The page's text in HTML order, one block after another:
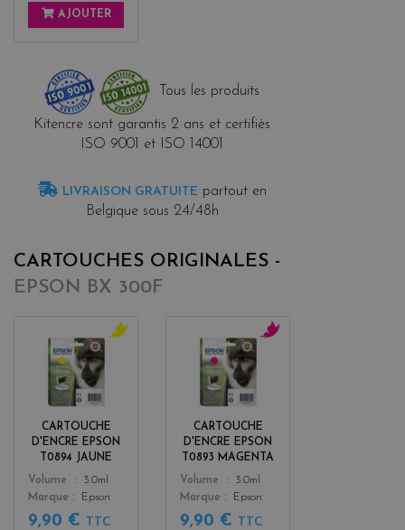
AJOUTER
Tous les produits
Kitencre sont garantis 2 ans et certifiés
ISO 9001 et ISO 14001
LIVRAISON GRATUITE partout en
Belgique sous 24/48h
CARTOUCHES ORIGINALES -
EPSON BX 300F
CARTOUCHE
D'ENCRE EPSON
T0894 JAUNE
Color
o
w
Volume
3.0ml
Marque
Epson
9,90 € TTC
CARTOUCHE
D'ENCRE EPSON
T0893 MAGENTA
Color
n
t
a
Volume
3.0ml
Marque
Epson
9,90 € TTC